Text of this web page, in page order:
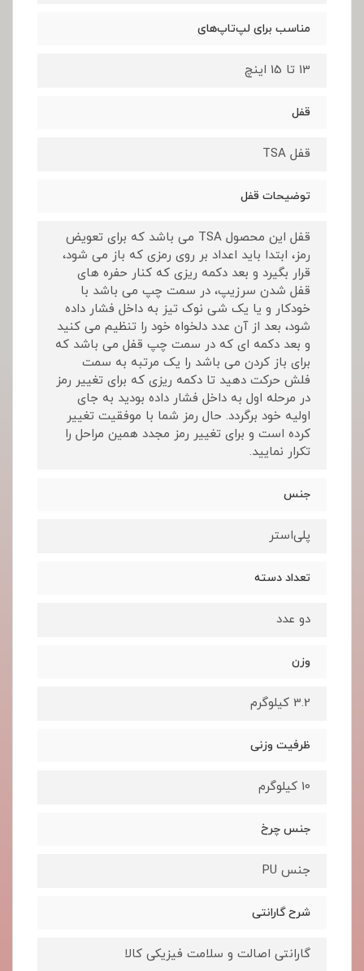
مناسب برای لپ‌تاپ‌های
13 تا 15 اینچ
قفل
قفل TSA
توضیحات قفل
قفل این محصول TSA می باشد که برای تعویض
رمز، ابتدا باید اعداد بر روی رمزی که باز می شود،
قرار بگیرد و بعد دکمه ریزی که کنار حفره های
قفل شدن سرزیپ، در سمت چپ می باشد با
خودکار و یا یک شی نوک تیز به داخل فشار داده
شود، بعد از آن عدد دلخواه خود را تنظیم می کنید
و بعد دکمه ای که در سمت چپ قفل می باشد که
برای باز کردن می باشد را یک مرتبه به سمت
فلش حرکت دهید تا دکمه ریزی که برای تغییر رمز
در مرحله اول به داخل فشار داده بودید به جای
اولیه خود برگردد. حال رمز شما با موفقیت تغییر
کرده است و برای تغییر رمز مجدد همین مراحل را
تکرار نمایید.
جنس
پلی‌استر
تعداد دسته
دو عدد
وزن
3.2 کیلوگرم
ظرفیت وزنی
10 کیلوگرم
جنس چرخ
جنس PU
شرح گارانتی
گارانتی اصالت و سلامت فیزیکی کالا